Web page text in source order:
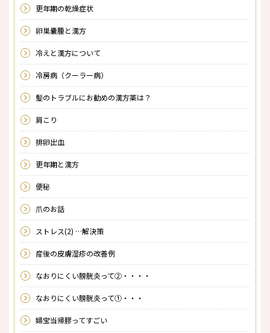
更年期の乾燥症状
卵巣嚢腫と漢方
冷えと漢方について
冷房病（クーラー病）
髪のトラブルにお勧めの漢方薬は？
肩こり
排卵出血
更年期と漢方
便秘
爪のお話
ストレス(2) …解決策
産後の皮膚湿疹の改善例
なおりにくい膀胱炎って②・・・・
なおりにくい膀胱炎って①・・・
婦宝当帰膠ってすごい